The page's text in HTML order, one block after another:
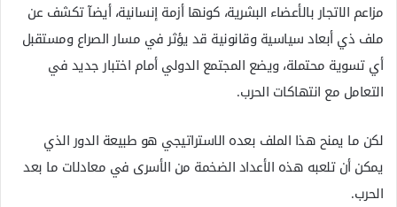
مزاعم الاتجار بالأعضاء البشرية، كونها أزمة إنسانية، أيضآ تكشف عن
ملف ذي أبعاد سياسية وقانونية قد يؤثر في مسار الصراع ومستقبل
أي تسوية محتملة، ويضع المجتمع الدولي أمام اختبار جديد في
التعامل مع انتهاكات الحرب.
لكن ما يمنح هذا الملف بعده الاستراتيجي هو طبيعة الدور الذي
يمكن أن تلعبه هذه الأعداد الضخمة من الأسرى في معادلات ما بعد
الحرب.